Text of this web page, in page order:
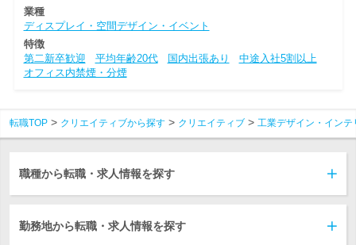
業種
ディスプレイ・空間デザイン・イベント
特徴
第二新卒歓迎
平均年齢20代 国内出張あり
中途入社5割以上
オフィス内禁煙・分煙
転職TOP クリエイティブから探す クリエイティブ 工業デザイン・イン
職種から転職・求人情報を探す
勤務地から転職・求人情報を探す